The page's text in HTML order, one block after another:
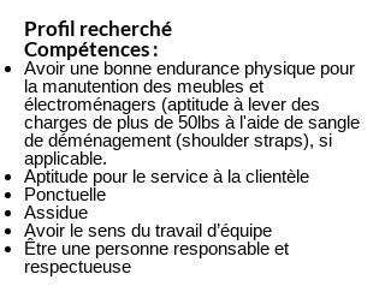
Profil recherché
Compétences :
Avoir une bonne endurance physique pour
la manutention des meubles et
électroménagers (aptitude à lever des
charges de plus de 50lbs à l'aide de sangle
de déménagement (shoulder straps), si
applicable.
Aptitude pour le service à la clientèle
Ponctuelle
Assidue
Avoir le sens du travail d’équipe
Être une personne responsable et
respectueuse